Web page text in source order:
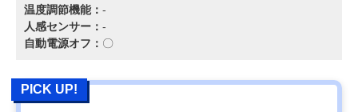
温度調節機能： -
人感センサー： -
自動電源オフ： 〇
PICK UP!